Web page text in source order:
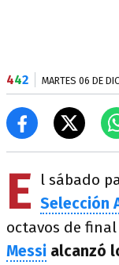
442 MARTES 06 DE
E
l sábado
Selección
octavos de
Messi alcanzó